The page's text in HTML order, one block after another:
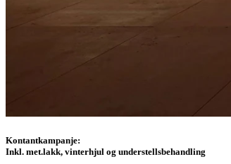
Kontantkampanje:
Inkl. met.lakk, vinterhjul og understellsbehandling